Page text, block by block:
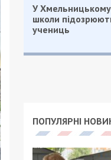
У
школи
учениць
ПОПУЛЯРНІ